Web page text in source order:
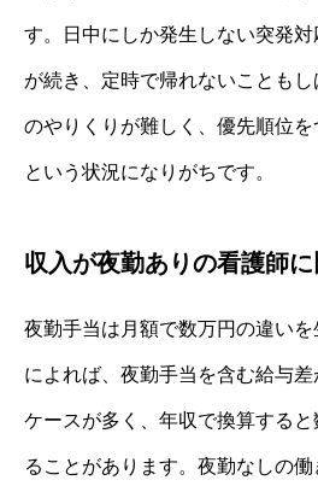
す。日中にしか発生しない突発
が続き、定時で帰れないことも
のやりくりが難しく、優先順位
という状況になりがちです。
収入が夜勤ありの看護師
夜勤手当は月額で数万円の違い
によれば、夜勤手当を含む給与
ケースが多く、年収で換算する
ることがあります。夜勤なしの